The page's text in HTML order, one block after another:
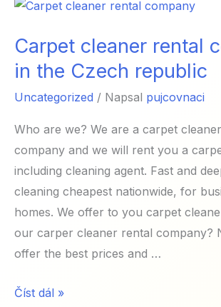
Carpet cleaner rental
in the Czech republic
Uncategorized / Napsal pujcovnaci
Who are we? We are a carpet
company and we will rent you a
including cleaning agent. Fast and
cleaning cheapest nationwide, for
homes. We offer to you carpet
our carper cleaner rental company?
offer the best prices and …
Carpet
Číst dál »